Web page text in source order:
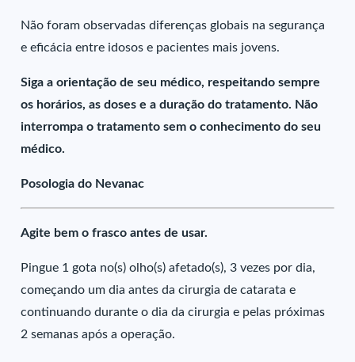
Não foram observadas diferenças globais na segurança
e eficácia entre idosos e pacientes mais jovens.
Siga a orientação de seu médico, respeitando sempre
os horários, as doses e a duração do tratamento. Não
interrompa o tratamento sem o conhecimento do seu
médico.
Posologia do Nevanac
Agite bem o frasco antes de usar.
Pingue 1 gota no(s) olho(s) afetado(s), 3 vezes por dia,
começando um dia antes da cirurgia de catarata e
continuando durante o dia da cirurgia e pelas próximas
2 semanas após a operação.